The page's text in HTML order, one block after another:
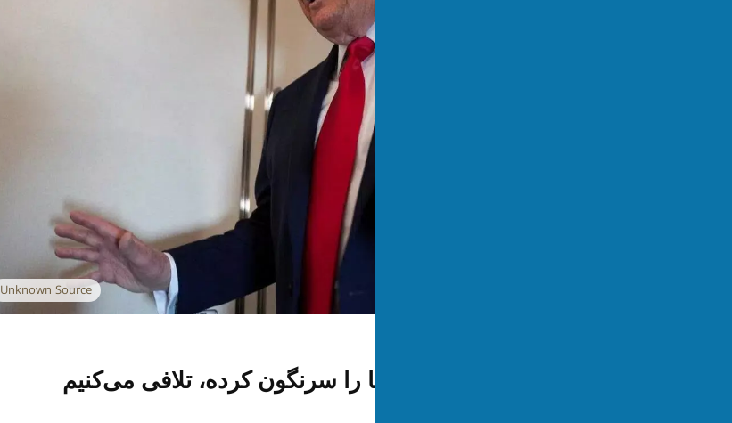
Unknown Source
ترامپ: ایران یک چرخبال ما را سرنگون کرده، تلافی می‌کنیم